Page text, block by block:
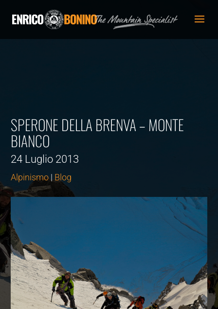
SPERONE DELLA BRENVA – MONTE
BIANCO
24 Luglio 2013
Alpinismo| Blog